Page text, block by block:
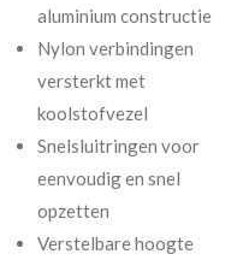
aluminium constructie
Nylon verbindingen
versterkt met
koolstofvezel
Snelsluitringen voor
eenvoudig en snel
opzetten
Verstelbare hoogte